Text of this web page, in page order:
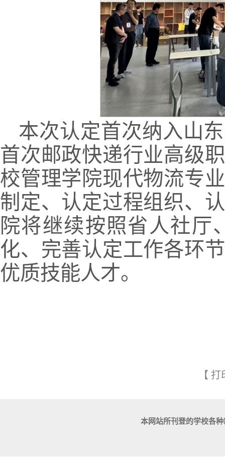
本次认定首次纳入山
首次邮政快递行业高级
校管理学院现代物流专
制定、认定过程组织、
院将继续按照省人社厅
化、完善认定工作各环
优质技能人才。
【 打
本网站所刊登的学校各